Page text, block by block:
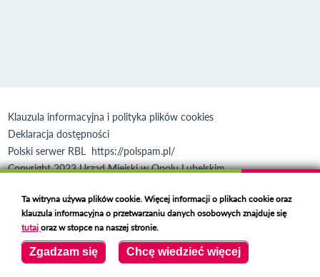
Klauzula informacyjna i polityka plików cookies
Deklaracja dostępności
Polski serwer RBL https://polspam.pl/
Copyright 2023 Urząd Miejski w Opolu Lubelskim
Ta witryna używa plików cookie. Więcej informacji o plikach cookie oraz
klauzula informacyjna o przetwarzaniu danych osobowych znajduje się
tutajoraz w stopce na naszej stronie.
Zgadzam się Chcę wiedzieć więcej